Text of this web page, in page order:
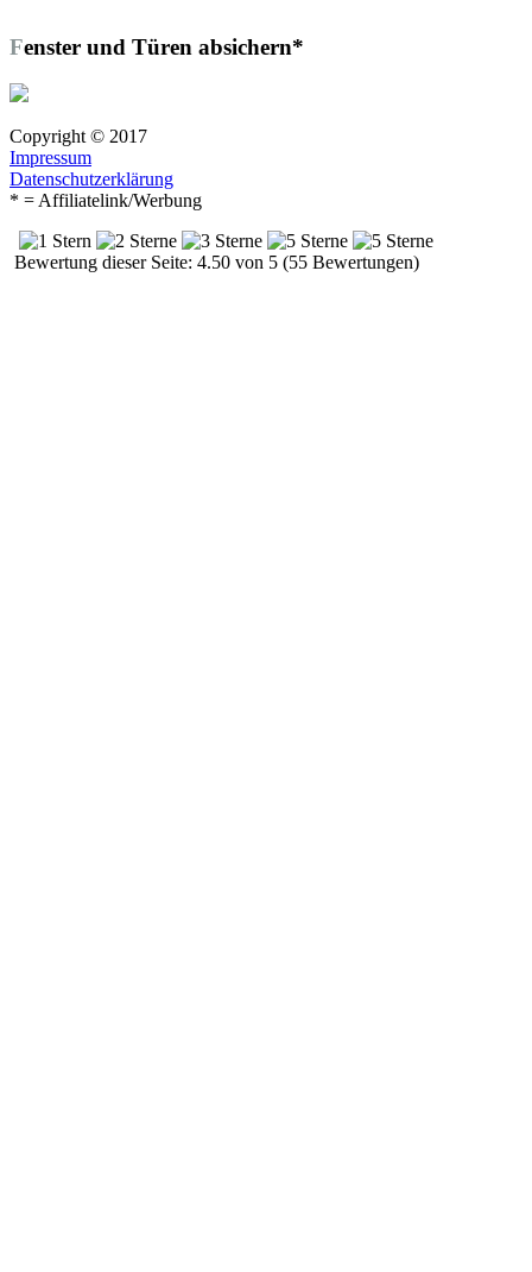
Fenster und Türen absichern*
Copyright © 2017
Impressum
Datenschutzerklärung
* = Affiliatelink/Werbung
Bewertung dieser Seite: 4.50 von 5 (55 Bewertungen)